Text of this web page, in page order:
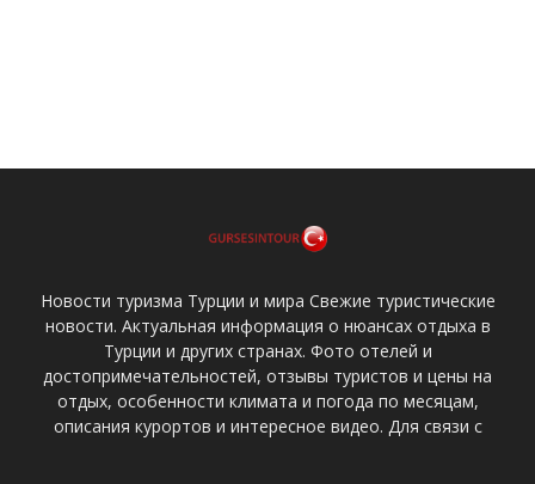
Новости туризма Турции и мира Свежие туристические
новости. Актуальная информация о нюансах отдыха в
Турции и других странах. Фото отелей и
достопримечательностей, отзывы туристов и цены на
отдых, особенности климата и погода по месяцам,
описания курортов и интересное видео. Для связи с